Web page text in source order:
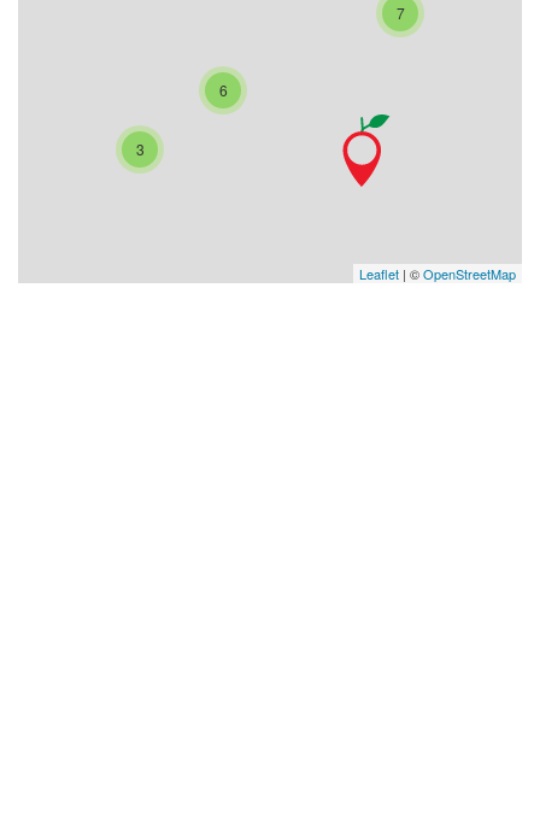
6
3
7
Leaflet | ©OpenStreetMap